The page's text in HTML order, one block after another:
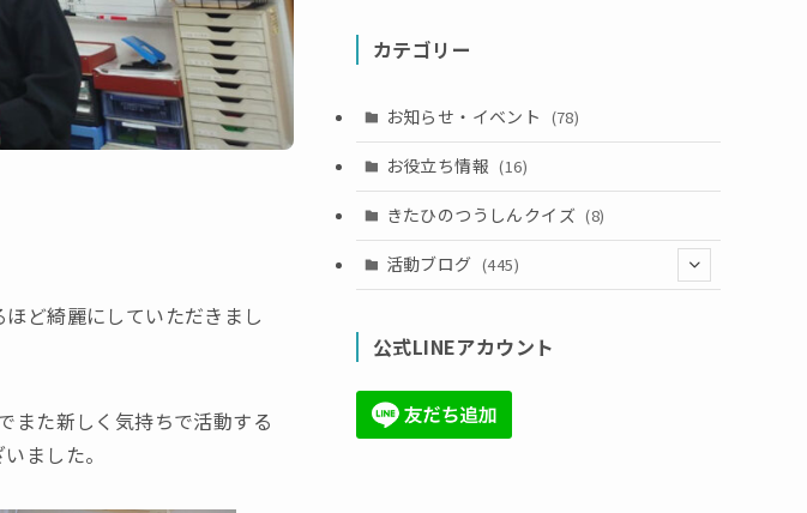
ど綺麗にしていただきまし
また新しく気持ちで活動する
ました。
カテゴリー
お知らせ・イベント (78)
お役立ち情報 (16)
きたひのつうしんクイズ (8)
活動ブログ (445)
(71)
公式LINEアカウント